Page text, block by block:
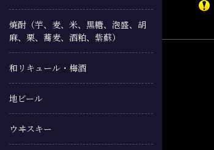
焼酎（芋、麦、米、黒糖、泡盛、胡
麻、栗、蕎麦、酒粕、紫蘇）
和リキュール・梅酒
地ビール
ウヰスキー